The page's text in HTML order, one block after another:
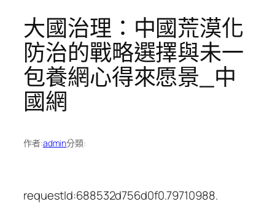
大國治理：中國荒漠化
防治的戰略選擇與未一
包養網心得來愿景_中
國網
作者:admin分類:
requestId:688532d756d0f0.79710988.